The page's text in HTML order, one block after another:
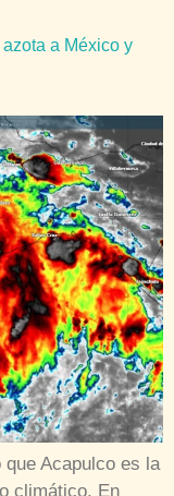
a México y
Acapulco es la
climático. En